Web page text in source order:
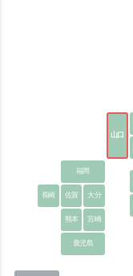
山口
福岡
長崎 佐賀
大分
熊本
宮崎
鹿児島